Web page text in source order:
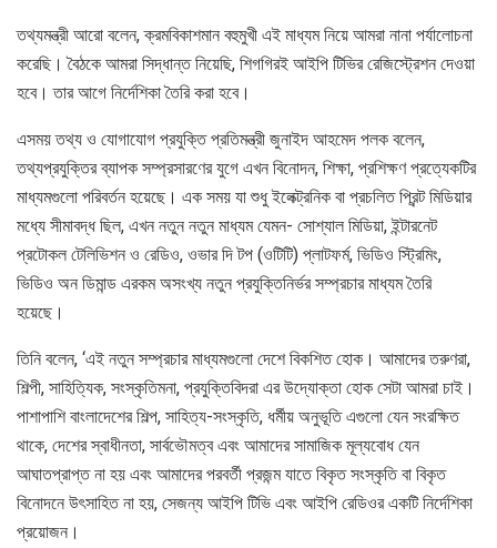
তথ্যমন্ত্রী আরো বলেন, ক্রমবিকাশমান বহুমুখী এই মাধ্যম নিয়ে আমরা নানা পর্যালোচনা
করেছি। বৈঠকে আমরা সিদ্ধান্ত নিয়েছি, শিগগিরই আইপি টিভির রেজিস্ট্রেশন দেওয়া
হবে। তার আগে নির্দেশিকা তৈরি করা হবে।
এসময় তথ্য ও যোগাযোগ প্রযুক্তি প্রতিমন্ত্রী জুনাইদ আহমেদ পলক বলেন,
তথ্যপ্রযুক্তির ব্যাপক সম্প্রসারণের যুগে এখন বিনোদন, শিক্ষা, প্রশিক্ষণ প্রত্যেকটির
মাধ্যমগুলো পরিবর্তন হয়েছে। এক সময় যা শুধু ইলেক্ট্রনিক বা প্রচলিত প্রিন্ট মিডিয়ার
মধ্যে সীমাবদ্ধ ছিল, এখন নতুন নতুন মাধ্যম যেমন- সোশ্যাল মিডিয়া, ইন্টারনেট
প্রটোকল টেলিভিশন ও রেডিও, ওভার দি টপ (ওটিটি) প্লাটফর্ম, ভিডিও স্ট্রিমিং,
ভিডিও অন ডিমান্ড এরকম অসংখ্য নতুন প্রযুক্তিনির্ভর সম্প্রচার মাধ্যম তৈরি
হয়েছে।
তিনি বলেন, ‘এই নতুন সম্প্রচার মাধ্যমগুলো দেশে বিকশিত হোক। আমাদের তরুণরা,
শিল্পী, সাহিত্যিক, সংস্কৃতিমনা, প্রযুক্তিবিদরা এর উদ্যোক্তা হোক সেটা আমরা চাই।
পাশাপাশি বাংলাদেশের শিল্প, সাহিত্য-সংস্কৃতি, ধর্মীয় অনুভূতি এগুলো যেন সংরক্ষিত
থাকে, দেশের স্বাধীনতা, সার্বভৌমত্ব এবং আমাদের সামাজিক মূল্যবোধ যেন
আঘাতপ্রাপ্ত না হয় এবং আমাদের পরবর্তী প্রজন্ম যাতে বিকৃত সংস্কৃতি বা বিকৃত
বিনোদনে উৎসাহিত না হয়, সেজন্য আইপি টিভি এবং আইপি রেডিওর একটি নির্দেশিকা
প্রয়োজন।